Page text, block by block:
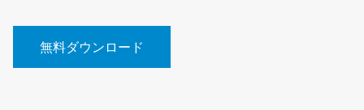
無料ダウンロード